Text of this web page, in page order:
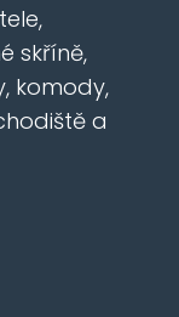
skříně,
komody,
a